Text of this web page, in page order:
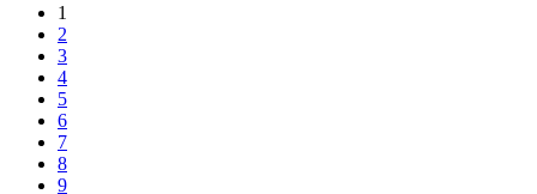
1
2
3
4
5
6
7
8
9